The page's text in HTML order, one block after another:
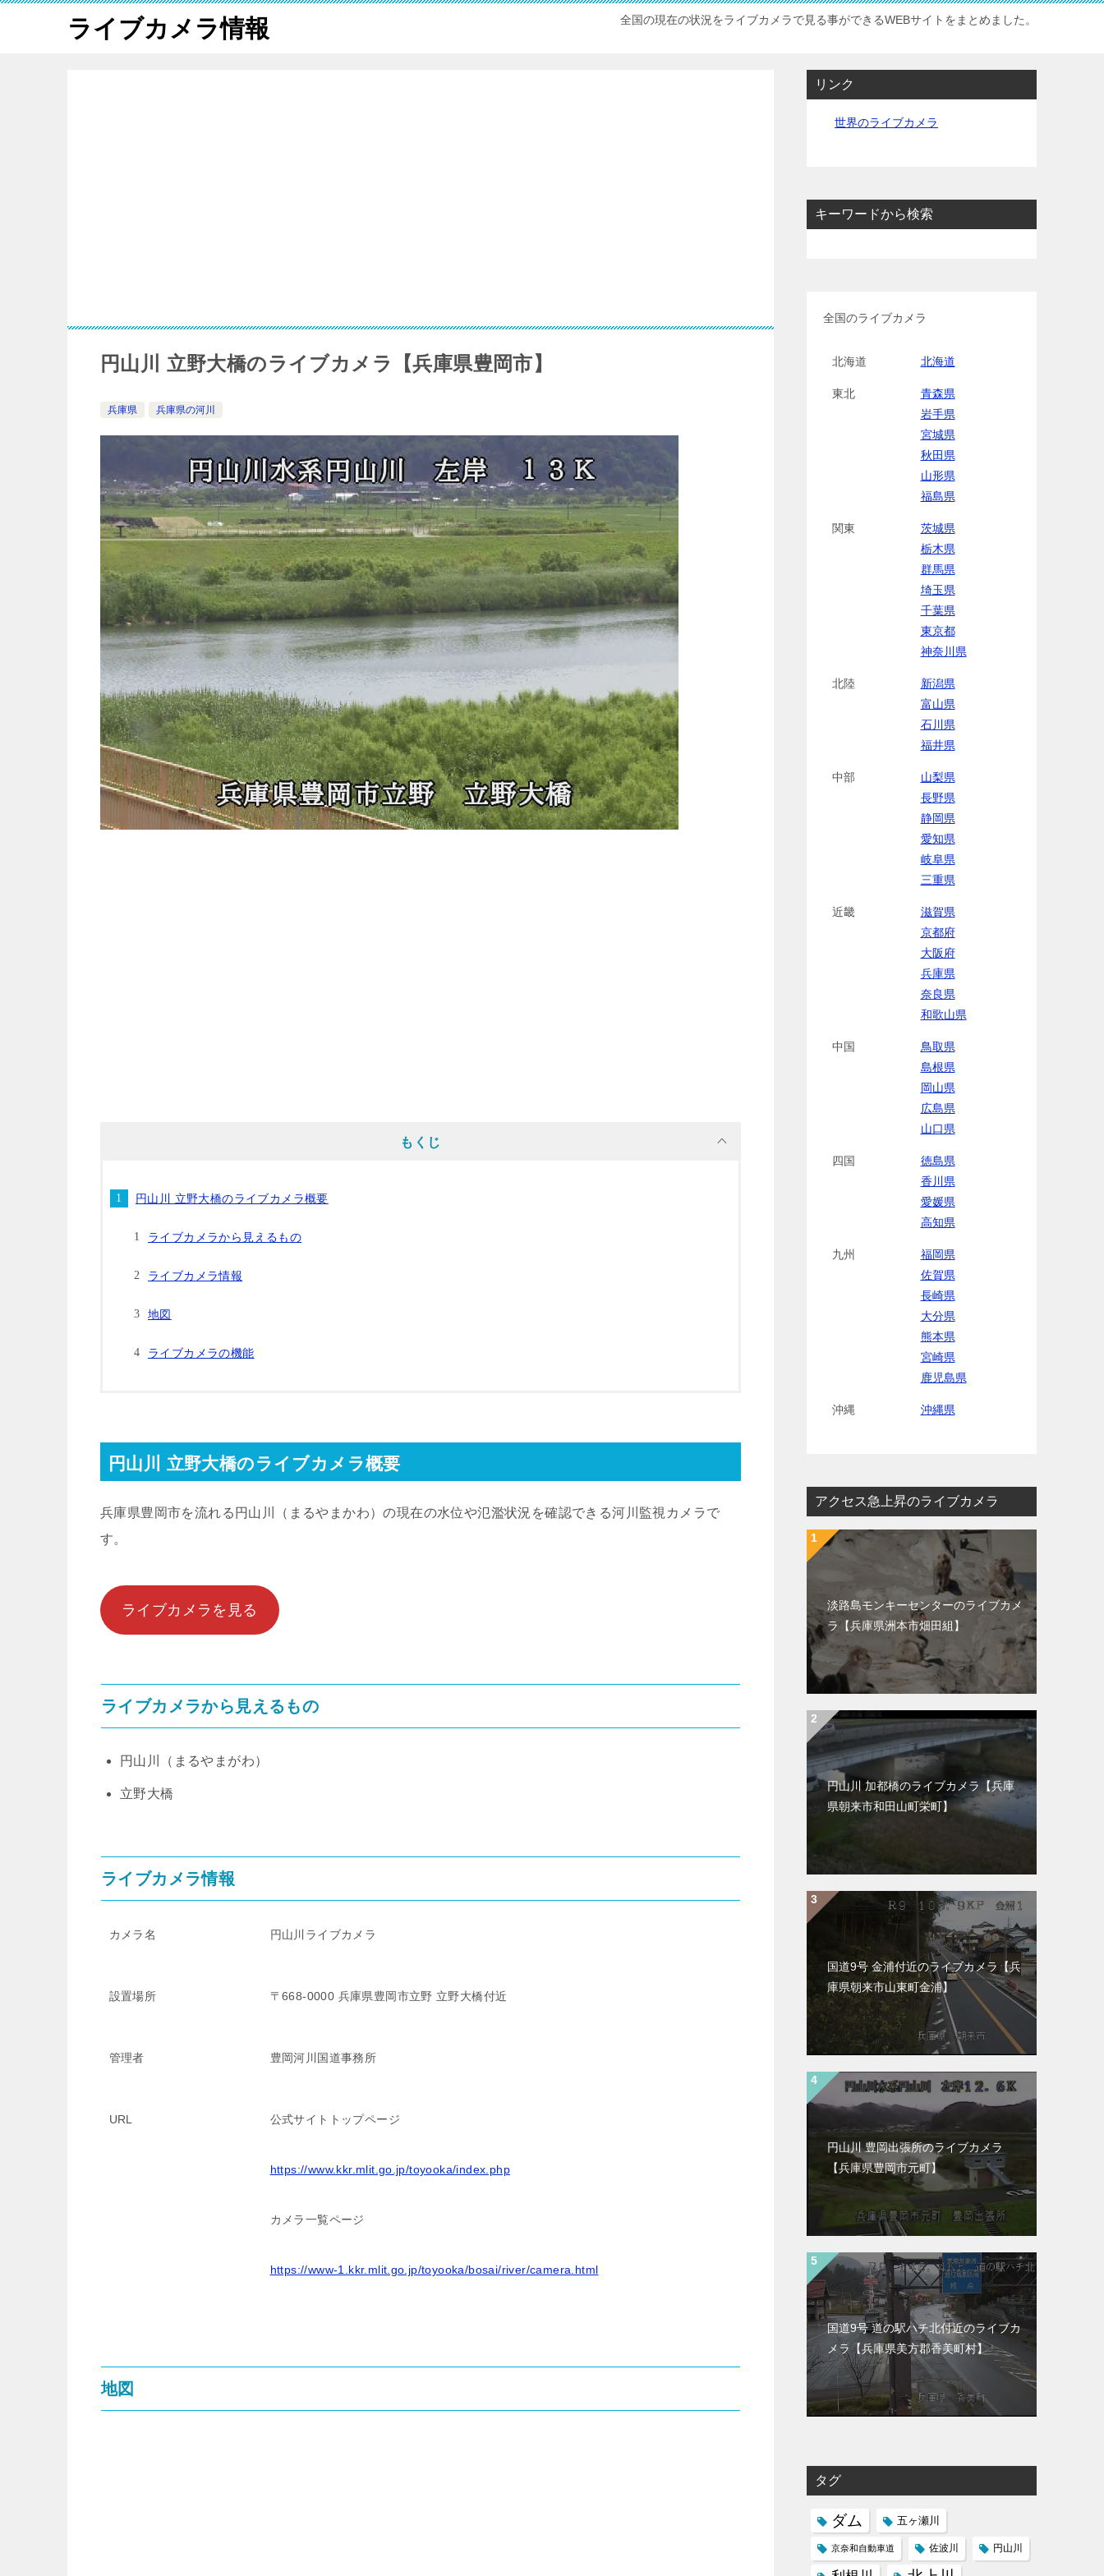
ライブカメラ情報 全国の現在の状況をライブカメラで見る事ができるWEBサイトをまとめました。
円山川 立野大橋のライブカメラ【兵庫県豊岡市】
兵庫県 兵庫県の河川
もくじ
円山川 立野大橋のライブカメラ概要
ライブカメラから見えるもの
ライブカメラ情報
地図
ライブカメラの機能
円山川 立野大橋のライブカメラ概要
兵庫県豊岡市を流れる円山川（まるやまかわ）の現在の水位や氾濫状況を確認できる河川監視カメラで
す。
ライブカメラを見る
ライブカメラから見えるもの
円山川（まるやまがわ）
立野大橋
ライブカメラ情報
カメラ名 円山川ライブカメラ
設置場所 〒668-0000 兵庫県豊岡市立野 立野大橋付近
管理者 豊岡河川国道事務所
URL 公式サイトトップページ
https://www.kkr.mlit.go.jp/toyooka/index.php
カメラ一覧ページ
https://www-1.kkr.mlit.go.jp/toyooka/bosai/river/camera.html
地図
リンク
世界のライブカメラ
キーワードから検索
全国のライブカメラ
北海道 北海道
東北
青森県
岩手県
宮城県
秋田県
山形県
福島県
関東
茨城県
栃木県
群馬県
埼玉県
千葉県
東京都
神奈川県
北陸
新潟県
富山県
石川県
福井県
中部
山梨県
長野県
静岡県
愛知県
岐阜県
三重県
近畿
滋賀県
京都府
大阪府
兵庫県
奈良県
和歌山県
中国
鳥取県
島根県
岡山県
広島県
山口県
四国
徳島県
香川県
愛媛県
高知県
九州
福岡県
佐賀県
長崎県
大分県
熊本県
宮崎県
鹿児島県
沖縄 沖縄県
アクセス急上昇のライブカメラ
淡路島モンキーセンターのライブカメ
ラ【兵庫県洲本市畑田組】
円山川 加都橋のライブカメラ【兵庫
県朝来市和田山町栄町】
国道9号 金浦付近のライブカメラ【兵
庫県朝来市山東町金浦】
円山川 豊岡出張所のライブカメラ
【兵庫県豊岡市元町】
国道9号 道の駅ハチ北付近のライブカ
メラ【兵庫県美方郡香美町村】
タグ
ダム 五ヶ瀬川
京奈和自動車道 佐波川 円山川